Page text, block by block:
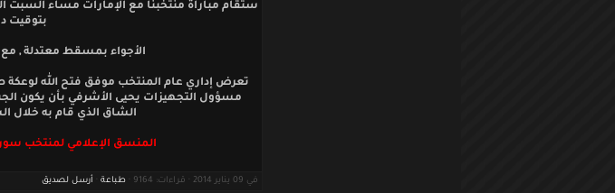
بتوقيت
الأجواء بمسقط معتدلة ,
تعرض إداري عام المنتخب موفق فتح الله
مسؤول التجهيزات يحيى الأشرفي بأن يكون
الشاق الذي قام به خلال
المنسق الإعلامي لمنتخب
في 09 يناير 2014 · قراءات: 9164 · طباعة أرسل لصديق